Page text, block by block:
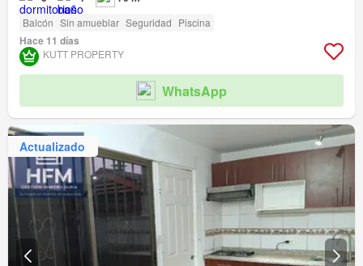
Balcón Sin amueblar Seguridad Piscina
Hace 11 días
KUTT PROPERTY
WhatsApp
Actualizado